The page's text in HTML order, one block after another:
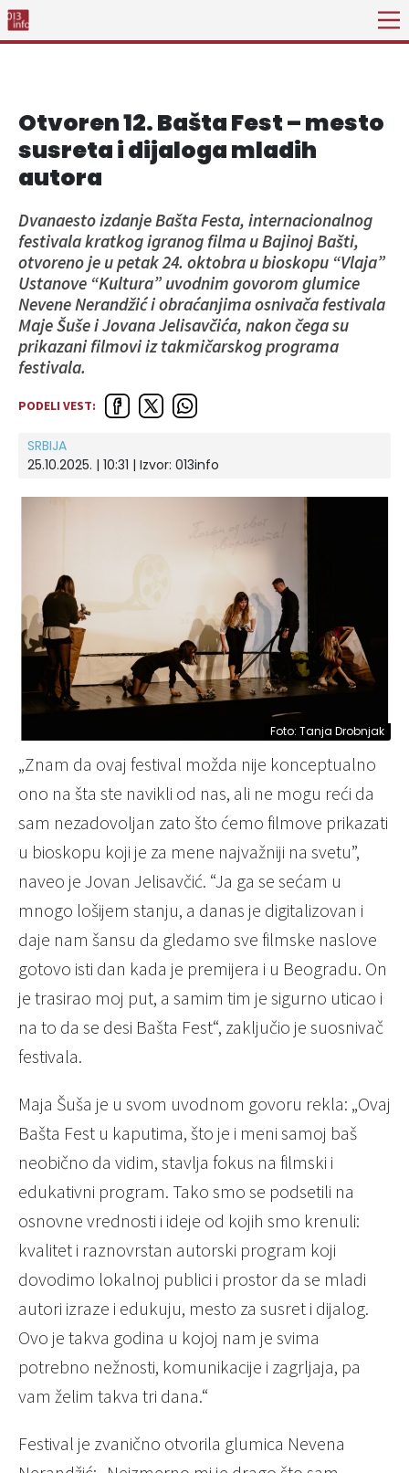
Otvoren 12. Bašta Fest – mesto
susreta i dijaloga mladih
autora
Dvanaesto izdanje Bašta Festa, internacionalnog
festivala kratkog igranog filma u Bajinoj Bašti,
otvoreno je u petak 24. oktobra u bioskopu “Vlaja”
Ustanove “Kultura” uvodnim govorom glumice
Nevene Nerandžić i obraćanjima osnivača festivala
Maje Šuše i Jovana Jelisavčića, nakon čega su
prikazani filmovi iz takmičarskog programa
festivala.
PODELI VEST:
SRBIJA
25.10.2025. | 10:31 | Izvor: 013info
Foto: Tanja Drobnjak
„Znam da ovaj festival možda nije konceptualno
ono na šta ste navikli od nas, ali ne mogu reći da
sam nezadovoljan zato što ćemo filmove prikazati
u bioskopu koji je za mene najvažniji na svetu”,
naveo je Jovan Jelisavčić. “Ja ga se sećam u
mnogo lošijem stanju, a danas je digitalizovan i
daje nam šansu da gledamo sve filmske naslove
gotovo isti dan kada je premijera i u Beogradu. On
je trasirao moj put, a samim tim je sigurno uticao i
na to da se desi Bašta Fest“, zaključio je suosnivač
festivala.
Maja Šuša je u svom uvodnom govoru rekla: „Ovaj
Bašta Fest u kaputima, što je i meni samoj baš
neobično da vidim, stavlja fokus na filmski i
edukativni program. Tako smo se podsetili na
osnovne vrednosti i ideje od kojih smo krenuli:
kvalitet i raznovrstan autorski program koji
dovodimo lokalnoj publici i prostor da se mladi
autori izraze i edukuju, mesto za susret i dijalog.
Ovo je takva godina u kojoj nam je svima
potrebno nežnosti, komunikacije i zagrljaja, pa
vam želim takva tri dana.“
Festival je zvanično otvorila glumica Nevena